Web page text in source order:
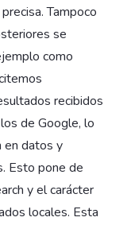
Tampoco
se
como
recibidos
de Google, lo
en datos y
Esto pone de
y el carácter
locales. Esta